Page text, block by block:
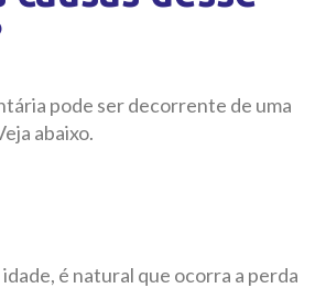
pode ser decorrente de uma
abaixo.
idade, é natural que ocorra a perda